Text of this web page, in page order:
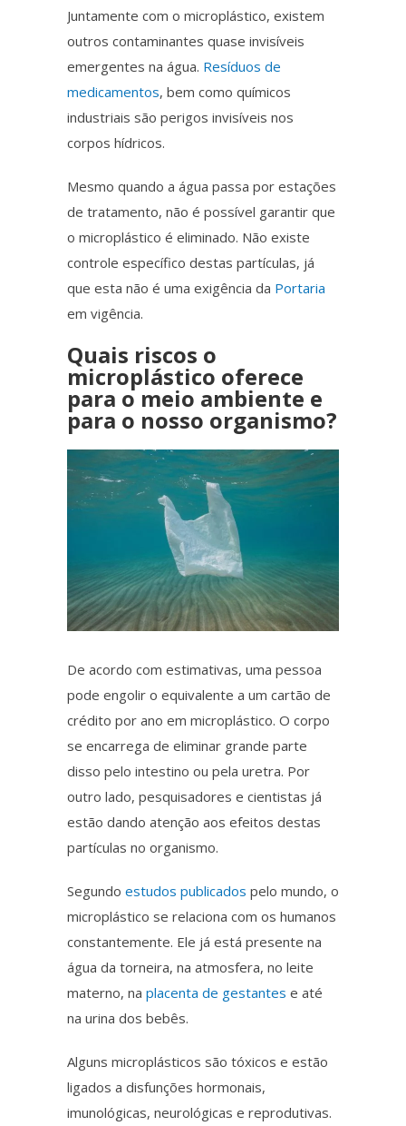
Juntamente com o microplástico, existem
outros contaminantes quase invisíveis
emergentes na água. Resíduos de
medicamentos, bem como químicos
industriais são perigos invisíveis nos
corpos hídricos.
Mesmo quando a água passa por estações
de tratamento, não é possível garantir que
o microplástico é eliminado. Não existe
controle específico destas partículas, já
que esta não é uma exigência da Portaria
em vigência.
Quais riscos o
microplástico oferece
para o meio ambiente e
para o nosso organismo?
De acordo com estimativas, uma pessoa
pode engolir o equivalente a um cartão de
crédito por ano em microplástico. O corpo
se encarrega de eliminar grande parte
disso pelo intestino ou pela uretra. Por
outro lado, pesquisadores e cientistas já
estão dando atenção aos efeitos destas
partículas no organismo.
Segundo estudos publicados pelo mundo, o
microplástico se relaciona com os humanos
constantemente. Ele já está presente na
água da torneira, na atmosfera, no leite
materno, na placenta de gestantes e até
na urina dos bebês.
Alguns microplásticos são tóxicos e estão
ligados a disfunções hormonais,
imunológicas, neurológicas e reprodutivas.